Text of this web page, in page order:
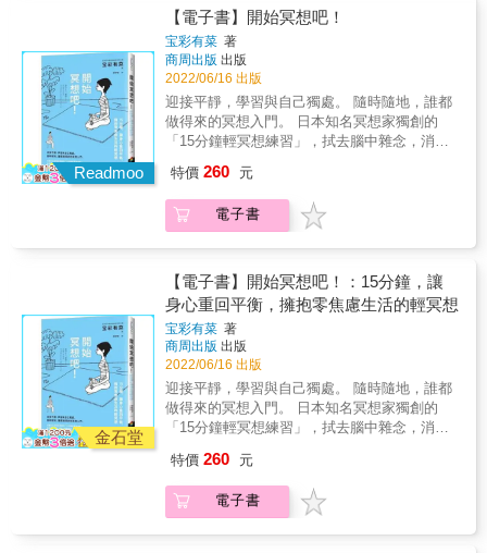
黃創華（嘉南藥理大學專任助理教授，台灣正
念學學會正念療育資深督導師）〔實作指導〕
龔玲慧（覺性地球協會會長）&〔名人推薦〕呂
凱文（台灣正念學學會創會理事長及第二屆理
事長）洪啟嵩（國際禪學大師）陳豐偉（精神
科醫師）
《因是子靜坐法》是民國初年，由商務印書館
編輯蔣維喬所撰寫而成的靜坐書籍。最初連載
於《學生雜誌》，內容將傳統儒、佛、道家等
靜坐知識，與現代的健康概念相結合，並詳細
記錄自身靜坐體驗，因內容通俗易懂，記錄翔
實，深受當時大專院校師生們的歡迎，出版後
很快暢銷全國各地及至東南亞諸國，接連再版
法列入課程，並自發組成師生靜坐社團，可謂
極一時之盛。& 本書從養生出發，總結作者
半生靜坐體驗，詳述靜坐的實行方式，並特別
設計實作課程，為忙碌生活的你，設計一套適
體驗靜坐對身心不可思議的療癒力。&〔導讀〕
黃創華（嘉南藥理大學專任助理教授，台灣正
念學學會正念療育資深督導師）〔實作指導〕
龔玲慧（覺性地球協會會長）&〔名人推薦〕呂
凱文（台灣正念學學會創會理事長及第二屆理
事長）洪啟嵩（國際禪學大師）陳豐偉（精神
科醫師）
都不會尋找到愛」──亞蒂絲 & 亞蒂絲在經營頻
道的過程中，有感於許多人之所以陷入日日疲
倦、迷失、自我批判的心魔，其根本原因就在
於，不懂得如何珍惜自己，換句話說「愛自
己」。 & 因而根據自身經驗，精心編寫12堂愛
自己的冥想課， 藉由「冥想、肯定句、書寫和
聆聽」， 來化解阻礙你人生的傷痛，並掃除拖
垮你擁有美好生活的負能量！ & m 思緒雜亂，
難以入眠？&rarr;身體掃描冥想 m 一天到晚感
足又喜悅的人生？&rarr;感恩冥想 m 總是因為
自卑而退縮，怎麼辦？&rarr;找回自信冥想 m
覺得自己沒人愛，被痛苦折磨？&rarr;內在小孩
見的冥想問題！ ★讓愛自己不再淪為口號！ &
＼頻道粉絲感動回饋／ ‧「無條件愛自己冥想，
觸動我內心深處的不安，釋放後感到無比平
靜」 ‧「我總是否定自己，謝謝找回自信冥想，
讓我想起那些自己曾經做過的美好事情！」 ‧
「每當生理痛時，大地母親冥想總能有效舒緩
身體的不適」 ‧「曾經支離破碎的心，透過感恩
冥想，讓我終於回頭看見自己、愛上自己」 ‧
關愛的心！」 & & ▎每堂課重點簡介 ▎ ◎第1
堂課：身體掃描冥想 經典好用，不可不知幫助
自我安定冥想，藉由身體掃描，釋放內在儲存
的壓力、情緒、雜念，協助混亂的頭腦安定於
Readmoo
【電子書】開始冥想吧！
宝彩有菜 著
商周出版 出版
2022/06/16 出版
迎接平靜，學習與自己獨處。 隨時隨地，誰都
做得來的冥想入門。 日本知名冥想家獨創的
「15分鐘輕冥想練習」，拭去腦中雜念，消除
讓你身、心、腦神清氣爽、煥然一新！
Michelle Chu 《正念陰瑜伽》作者｜RuRu（蔡
佩茹） 專業瑜伽老師____聯合推薦 冥想是「最
樂或焦慮難安嗎？ 工作時，老是被繁瑣人事壓
得肩膀沉重、嘴角下垂、眉頭緊鎖出皺紋來
&hellip;&hellip; 付出超多時間心力，效率卻始
終低落？ 只要透過15分鐘的輕冥想練習，進入
「不思考任何事」的狀態，讓混沌雜亂的大腦
獲得休息與恢復，隨即擁有身心放鬆、頭腦清
晰的驚人改善！ 【冥想好處說不完】 ◆可安穩
並優化心靈狀態 ．不再心煩意亂、鑽牛角尖、
焦慮難安 ．變得笑口常開、個性開朗 ．煩惱減
少了、抗壓性增強 ◆讓緊繃僵硬的身體放鬆 ．
晚輾轉反側情況，舒心好眠 ．肩頸僵硬、腰背
痠痛情況減少 ．體內臟器規律運作，消化吸收
能力變強 ◆活化頭腦並強化各項功能 ．提升專
特價 260 元
電子書
金石堂
【電子書】開始冥想吧！：15分鐘，讓
身心重回平衡，擁抱零焦慮生活的輕冥想
宝彩有菜 著
商周出版 出版
2022/06/16 出版
迎接平靜，學習與自己獨處。 隨時隨地，誰都
做得來的冥想入門。 日本知名冥想家獨創的
「15分鐘輕冥想練習」，拭去腦中雜念，消除
讓你身、心、腦神清氣爽、煥然一新！
Michelle Chu 《正念陰瑜伽》作者｜RuRu（蔡
佩茹） 專業瑜伽老師____聯合推薦 冥想是「最
特價 260 元
電子書